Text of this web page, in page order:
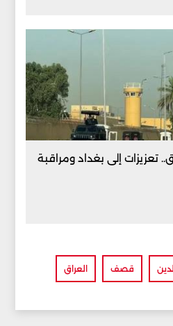
تعزيزات إلى بغداد ومراقبة
قصف العراق